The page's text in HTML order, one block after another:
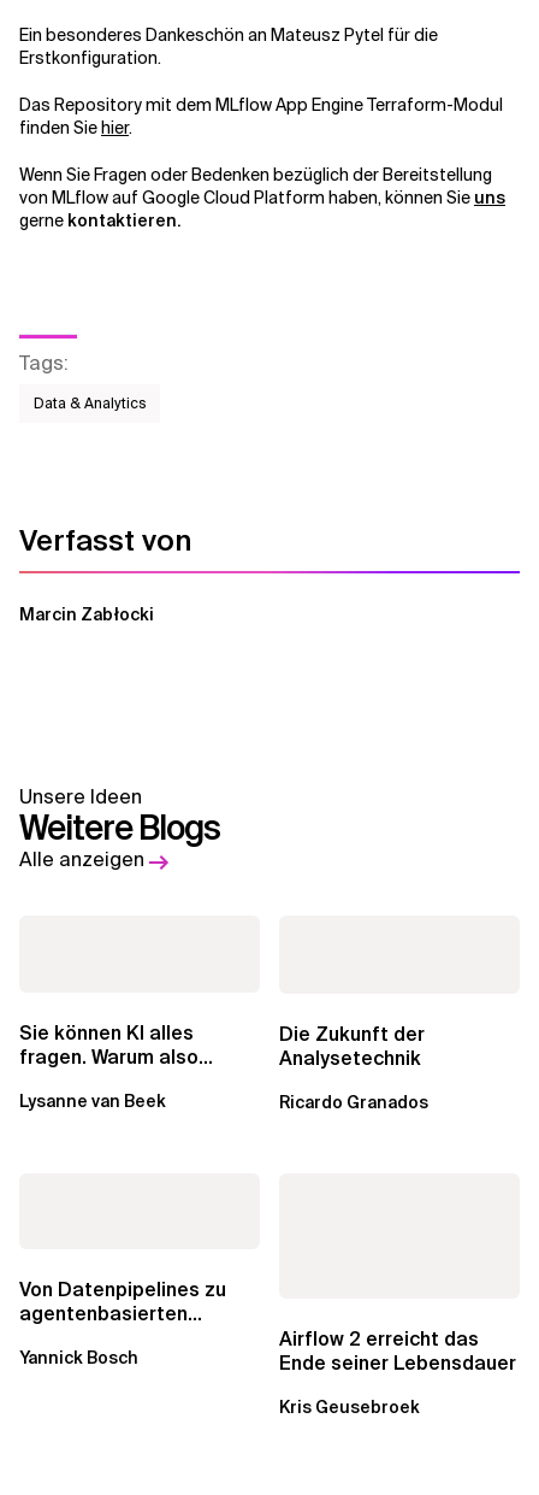
Ein besonderes Dankeschön an Mateusz Pytel für die
Erstkonfiguration.
Das Repository mit dem MLflow App Engine Terraform-Modul
finden Siehier.
Wenn Sie Fragen oder Bedenken bezüglich der Bereitstellung
von MLflow auf Google Cloud Platform haben, können Sie uns
gerne kontaktieren.
Tags:
Data & Analytics
Verfasst von
Marcin Zabłocki
Unsere Ideen
Weitere Blogs
Alle anzeigen
Sie können KI alles
fragen. Warum also
noch?
Lysanne van Beek
Die Zukunft der
Analysetechnik
Ricardo Granados
Von Datenpipelines zu
agentenbasierten
Analytics...
Yannick Bosch
Airflow 2 erreicht das
Ende seiner Lebensdauer
Kris Geusebroek